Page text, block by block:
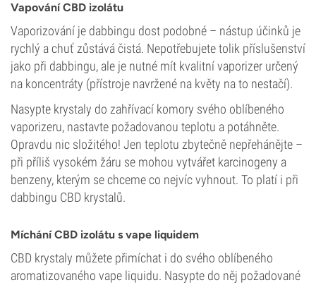
Vapování CBD izolátu
Vaporizování je dabbingu dost podobné – nástup účinků je
rychlý a chuť zůstává čistá. Nepotřebujete tolik příslušenství
jako při dabbingu, ale je nutné mít kvalitní vaporizer určený
na koncentráty (přístroje navržené na květy na to nestačí).
Nasypte krystaly do zahřívací komory svého oblíbeného
vaporizeru, nastavte požadovanou teplotu a potáhněte.
Opravdu nic složitého! Jen teplotu zbytečně nepřehánějte –
při příliš vysokém žáru se mohou vytvářet karcinogeny a
benzeny, kterým se chceme co nejvíc vyhnout. To platí i při
dabbingu CBD krystalů.
Míchání CBD izolátu s vape liquidem
CBD krystaly můžete přimíchat i do svého oblíbeného
aromatizovaného vape liquidu. Nasypte do něj požadované